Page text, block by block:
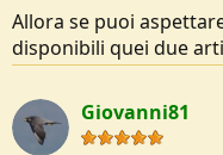
Allora se puoi
disponibili quei due
Giovanni81